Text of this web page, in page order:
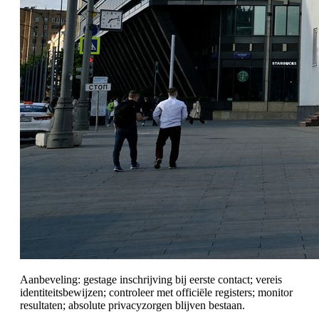
Aanbeveling: gestage inschrijving bij eerste contact; vereis
identiteitsbewijzen; controleer met officiële registers; monitor
resultaten; absolute privacyzorgen blijven bestaan.